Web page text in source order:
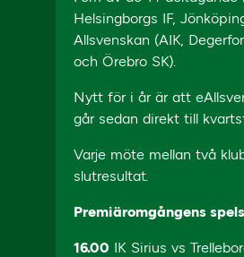
Helsingborgs IF,
Allsvenskan (AIK,
och Örebro SK).
Nytt för i år är att
går sedan direkt till
Varje möte mellan två
slutresultat.
Premiäromgångens
16.00 IK Sirius vs